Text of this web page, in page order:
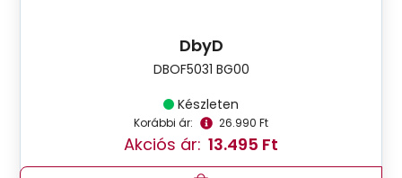
DbyD
DBOF5031 BG00
Készleten
Korábbi ár: 26.990 Ft
Akciós ár: 13.495 Ft